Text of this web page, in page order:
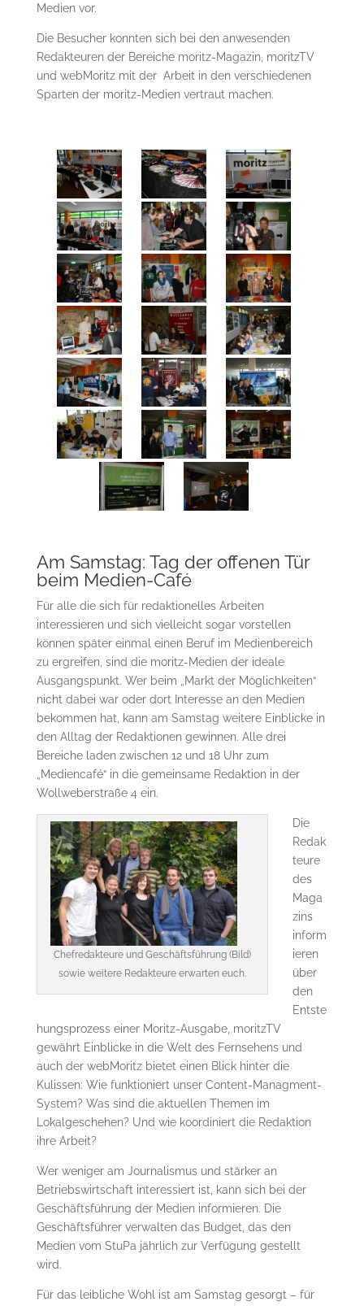
Medien vor.
Die Besucher konnten sich bei den anwesenden
Redakteuren der Bereiche moritz-Magazin, moritzTV
und webMoritz mit der Arbeit in den verschiedenen
Sparten der moritz-Medien vertraut machen.
Am Samstag: Tag der offenen Tür
beim Medien-Café
Für alle die sich für redaktionelles Arbeiten
interessieren und sich vielleicht sogar vorstellen
können später einmal einen Beruf im Medienbereich
zu ergreifen, sind die moritz-Medien der ideale
Ausgangspunkt. Wer beim „Markt der Möglichkeiten“
nicht dabei war oder dort Interesse an den Medien
bekommen hat, kann am Samstag weitere Einblicke in
den Alltag der Redaktionen gewinnen. Alle drei
Bereiche laden zwischen 12 und 18 Uhr zum
„Mediencafé“ in die gemeinsame Redaktion in der
Wollweberstraße 4 ein.
Chefredakteure und Geschäftsführung (Bild)
sowie weitere Redakteure erwarten euch.
Die
Redak
teure
des
Maga
zins
inform
ieren
über
den
Entste
hungsprozess einer Moritz-Ausgabe, moritzTV
gewährt Einblicke in die Welt des Fernsehens und
auch der webMoritz bietet einen Blick hinter die
Kulissen: Wie funktioniert unser Content-Managment-
System? Was sind die aktuellen Themen im
Lokalgeschehen? Und wie koordiniert die Redaktion
ihre Arbeit?
Wer weniger am Journalismus und stärker an
Betriebswirtschaft interessiert ist, kann sich bei der
Geschäftsführung der Medien informieren. Die
Geschäftsführer verwalten das Budget, das den
Medien vom StuPa jährlich zur Verfügung gestellt
wird.
Für das leibliche Wohl ist am Samstag gesorgt – für